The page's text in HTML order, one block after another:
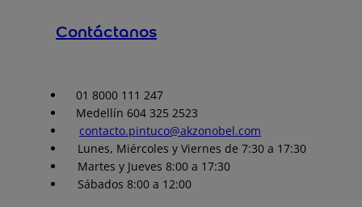
Contáctanos
01 8000 111 247
Medellín 604 325 2523
contacto.pintuco@akzonobel.com
Lunes, Miércoles y Viernes de 7:30 a 17:30
Martes y Jueves 8:00 a 17:30
Sábados 8:00 a 12:00